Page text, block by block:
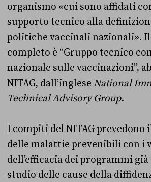
organismo «cui sono affidati
supporto tecnico alla
politiche vaccinali nazionali».
completo è “Gruppo tecnico
nazionale sulle vaccinazioni”,
NITAG, dall’inglese National
Technical Advisory Group.
I compiti del NITAG
delle malattie prevenibili con i
dell’efficacia dei programmi
studio delle cause della